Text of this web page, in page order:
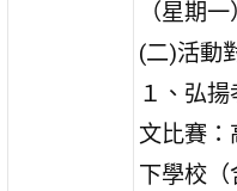
（星期
(二)活動
１、弘
文比賽：
下學校（